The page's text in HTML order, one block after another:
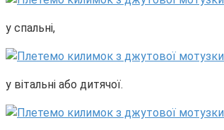
у спальні,
у вітальні або дитячої.